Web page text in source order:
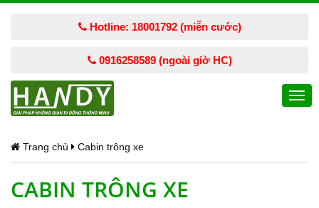
Hotline: 18001792 (miễn cước)
0916258589 (ngoài giờ HC)
Trang chủ Cabin trông xe
CABIN TRÔNG XE